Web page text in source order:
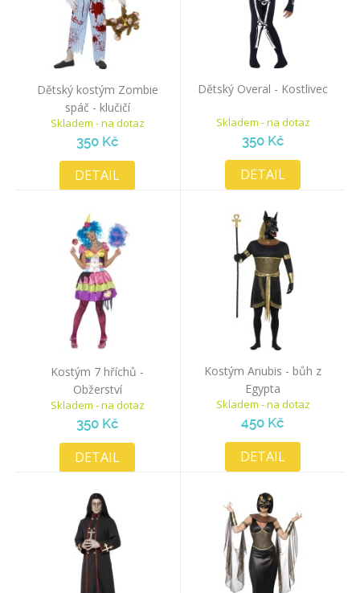
Dětský kostým Zombie
spáč - klučičí
Skladem - na dotaz
350 Kč
DETAIL
Dětský Overal - Kostlivec
Skladem - na dotaz
350 Kč
DETAIL
Kostým 7 hříchů -
Obžerství
Skladem - na dotaz
350 Kč
DETAIL
Kostým Anubis - bůh z
Egypta
Skladem - na dotaz
450 Kč
DETAIL